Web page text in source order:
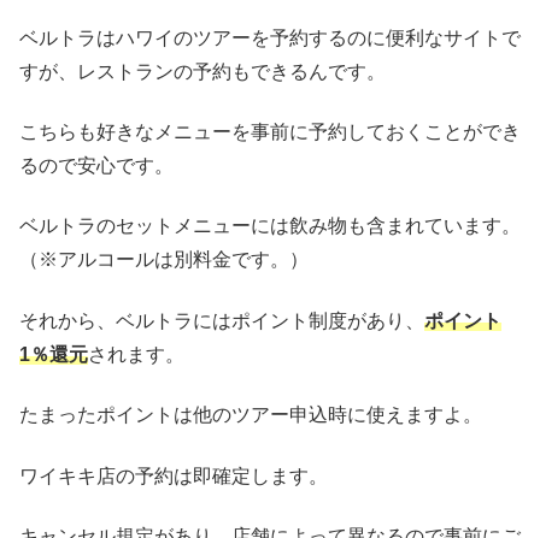
ベルトラはハワイのツアーを予約するのに便利なサイトで
すが、レストランの予約もできるんです。
こちらも好きなメニューを事前に予約しておくことができ
るので安心です。
ベルトラのセットメニューには飲み物も含まれています。
（※アルコールは別料金です。）
それから、ベルトラにはポイント制度があり、 ポイント
1％還元されます。
たまったポイントは他のツアー申込時に使えますよ。
ワイキキ店の予約は即確定します。